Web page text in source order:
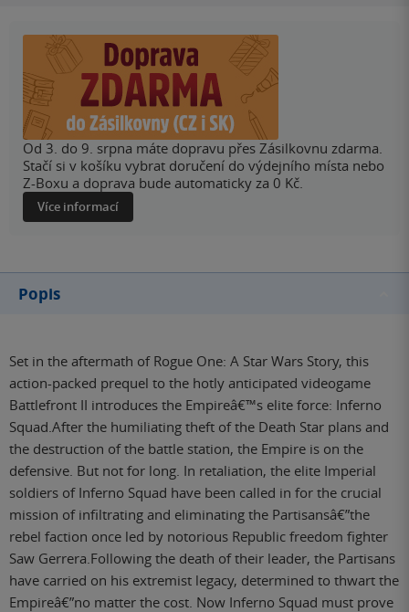
Od 3. do 9. srpna máte dopravu přes Zásilkovnu zdarma.
Stačí si v košíku vybrat doručení do výdejního místa nebo
Z-Boxu a doprava bude automaticky za 0 Kč.
Více informací
Popis
Set in the aftermath of Rogue One: A Star Wars Story, this
action-packed prequel to the hotly anticipated videogame
Battlefront II introduces the Empireâ€™s elite force: Inferno
Squad.After the humiliating theft of the Death Star plans and
the destruction of the battle station, the Empire is on the
defensive. But not for long. In retaliation, the elite Imperial
soldiers of Inferno Squad have been called in for the crucial
mission of infiltrating and eliminating the Partisansâ€”the
rebel faction once led by notorious Republic freedom fighter
Saw Gerrera.Following the death of their leader, the Partisans
have carried on his extremist legacy, determined to thwart the
Empireâ€”no matter the cost. Now Inferno Squad must prove